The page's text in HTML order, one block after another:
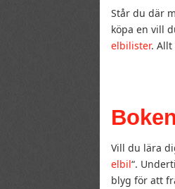
Står du där
köpa en vill
elbilister. Allt
Vill du lära
elbil“.
blyg för att